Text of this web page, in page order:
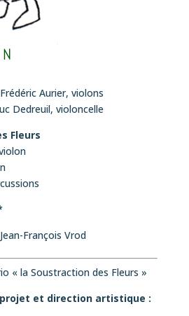
Aurier, violons
Dedreuil, violoncelle
Fleurs
Jean-François Vrod
« la Soustraction des Fleurs »
et direction artistique :